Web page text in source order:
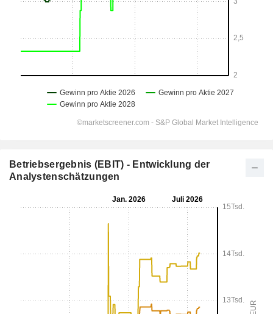
Betriebsergebnis (EBIT) - Entwicklung der
Analystenschätzungen